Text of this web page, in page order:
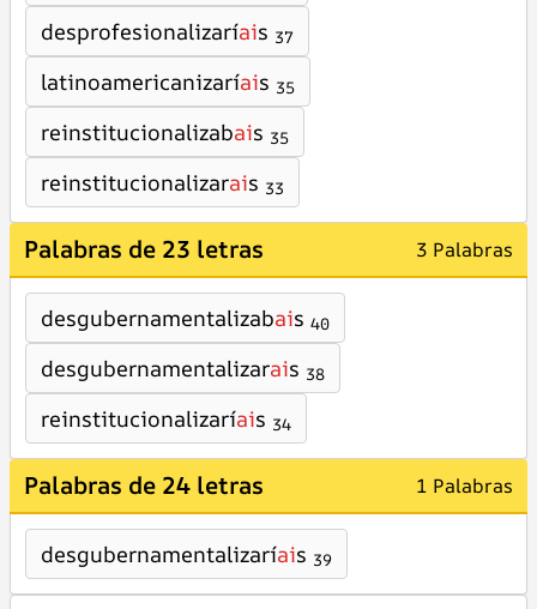
desprofesionalizaríais 37
latinoamericanizaríais 35
reinstitucionalizabais 35
reinstitucionalizarais 33
Palabras de 23 letras 3 Palabras
desgubernamentalizabais 40
desgubernamentalizarais 38
reinstitucionalizaríais 34
Palabras de 24 letras 1 Palabras
desgubernamentalizaríais 39